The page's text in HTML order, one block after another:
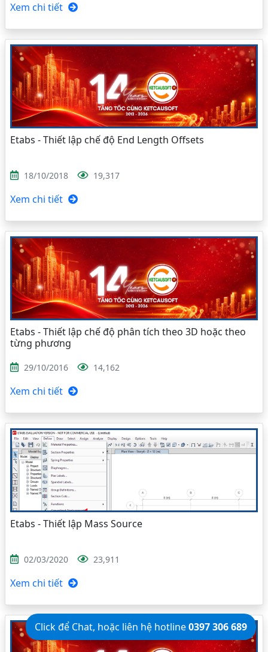
Xem chi tiết
Etabs - Thiết lập chế độ End Length Offsets
18/10/2018 19,317
Xem chi tiết
Etabs - Thiết lập chế độ phân tích theo 3D hoặc theo
từng phương
29/10/2016 14,162
Xem chi tiết
Etabs - Thiết lập Mass Source
02/03/2020 23,911
Xem chi tiết
Click để Chat, hoặc liên hệ hotline0397 306 689